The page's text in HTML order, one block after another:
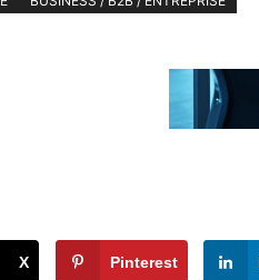
X Pinterest